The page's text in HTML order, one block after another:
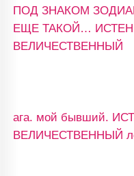
ПОД ЗНАКОМ
ЕЩЕ ТАКОЙ…
ВЕЛИЧЕСТВЕННЫЙ
ага. мой бывший.
ВЕЛИЧЕСТВЕННЫЙ